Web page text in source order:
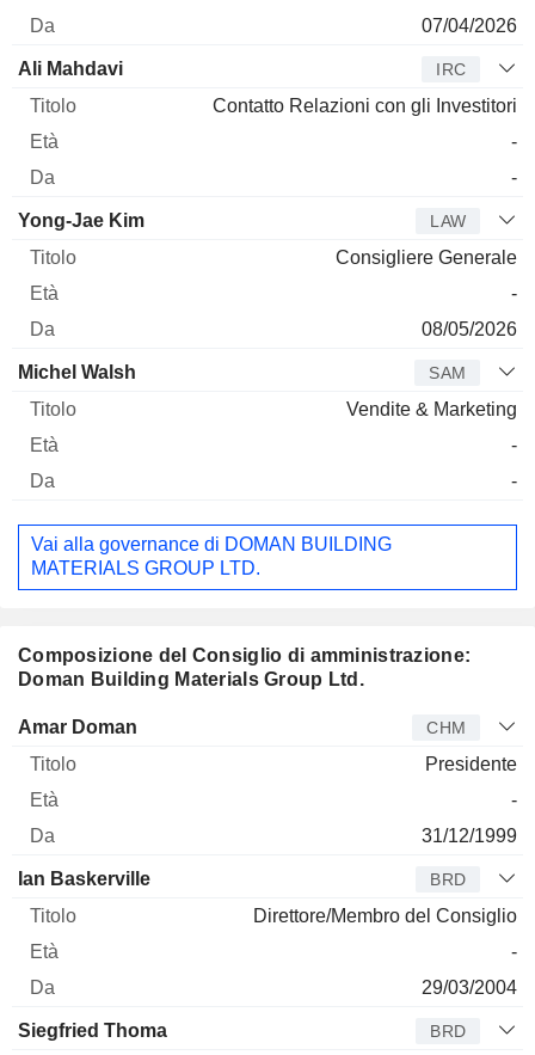
07/04/2026
Ali Mahdavi IRC
Contatto Relazioni con gli Investitori
-
-
Yong-Jae Kim LAW
Consigliere Generale
-
08/05/2026
Michel Walsh SAM
Vendite & Marketing
-
-
Vai alla governance di DOMAN BUILDING
MATERIALS GROUP LTD.
Composizione del Consiglio di amministrazione:
Doman Building Materials Group Ltd.
Amministratore
Amar Doman CHM
Presidente
-
31/12/1999
Ian Baskerville BRD
Direttore/Membro del Consiglio
-
29/03/2004
Siegfried Thoma BRD